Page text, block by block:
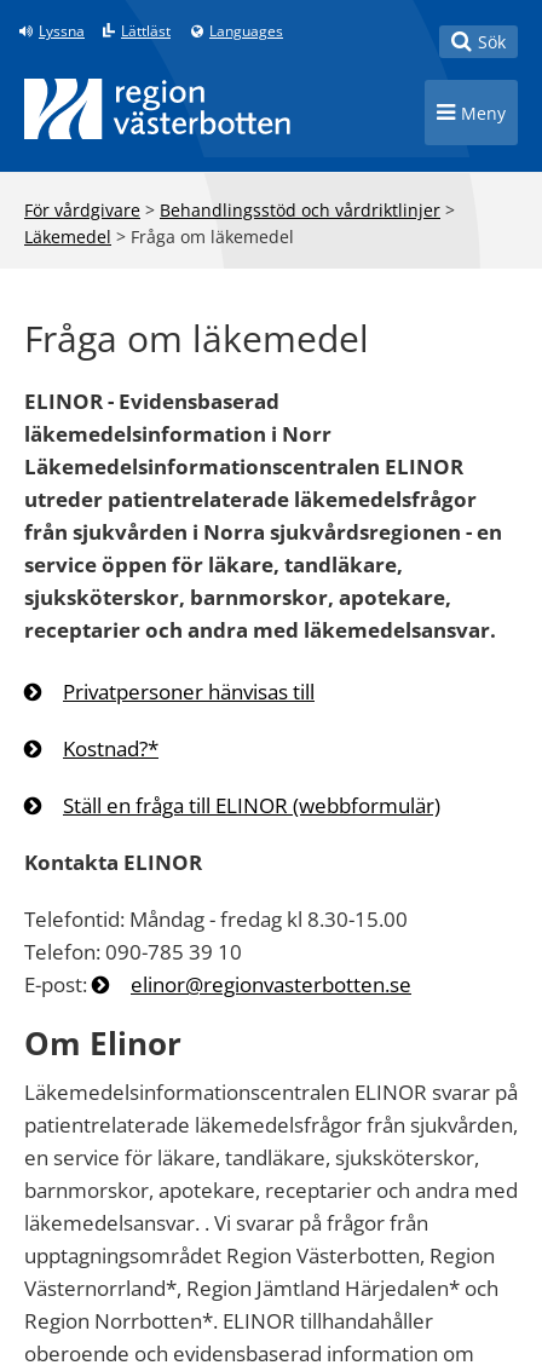
Till innehåll på sidan
Lyssna Lättläst Languages Toggle
Sök
Toggle
Meny
För vårdgivare > Behandlingsstöd och vårdriktlinjer >
Läkemedel > Fråga om läkemedel
Fråga om läkemedel
ELINOR - Evidensbaserad
läkemedelsinformation i Norr
Läkemedelsinformationscentralen ELINOR
utreder patientrelaterade läkemedelsfrågor
från sjukvården i Norra sjukvårdsregionen - en
service öppen för läkare, tandläkare,
sjuksköterskor, barnmorskor, apotekare,
receptarier och andra med läkemedelsansvar.
Privatpersoner hänvisas till
Kostnad?*
Ställ en fråga till ELINOR (webbformulär)
Kontakta ELINOR
Telefontid: Måndag - fredag kl 8.30-15.00
Telefon: 090-785 39 10
E-post:
elinor@regionvasterbotten.se
Om Elinor
Läkemedelsinformationscentralen ELINOR svarar på
patientrelaterade läkemedelsfrågor från sjukvården,
en service för läkare, tandläkare, sjuksköterskor,
barnmorskor, apotekare, receptarier och andra med
läkemedelsansvar. . Vi svarar på frågor från
upptagningsområdet Region Västerbotten, Region
Västernorrland*, Region Jämtland Härjedalen* och
Region Norrbotten*. ELINOR tillhandahåller
oberoende och evidensbaserad information om